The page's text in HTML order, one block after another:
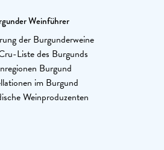
Weinführer
der Burgunderweine
Liste des Burgunds
Burgund
im Burgund
Weinproduzenten